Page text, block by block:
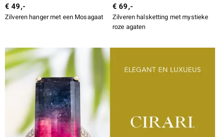
€ 49,-
Zilveren hanger met een Mosagaat
€ 69,-
Zilveren halsketting met mystieke
roze agaten